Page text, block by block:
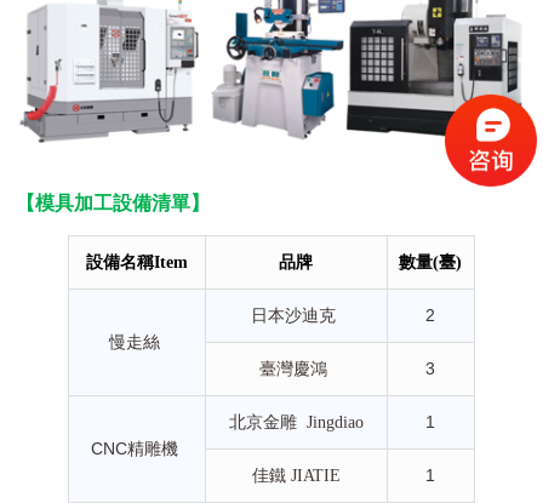
【模具加工設備清單】
設備名稱Item 品牌 數量(臺)
慢走絲
日本沙迪克 2
臺灣慶鴻 3
CNC精雕機
北京金雕Jingdiao 1
佳鐵 JIATIE 1